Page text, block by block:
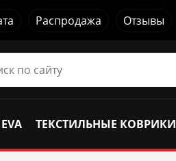
Распродажа Отзывы
ТЕКСТИЛЬНЫЕ КОВРИКИ